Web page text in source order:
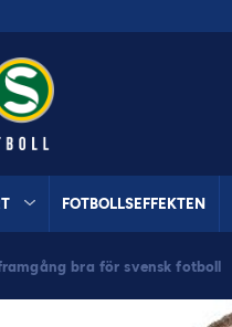
FOTBOLLSEFFEKTEN
framgång bra för svensk fotboll